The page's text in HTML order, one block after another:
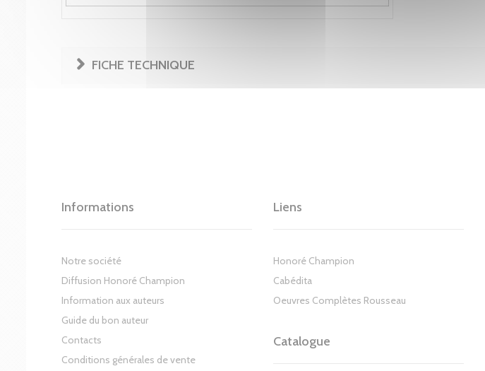
FICHE TECHNIQUE
Informations
Notre société
Diffusion Honoré Champion
Information aux auteurs
Guide du bon auteur
Contacts
Conditions générales de vente
Liens
Honoré Champion
Cabédita
Oeuvres Complètes Rousseau
Catalogue